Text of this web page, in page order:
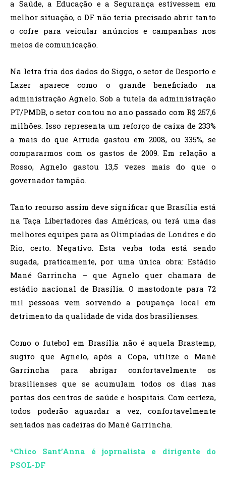
a Saúde, a Educação e a Segurança estivessem em
melhor situação, o DF não teria precisado abrir tanto
o cofre para veicular anúncios e campanhas nos
meios de comunicação.
Na letra fria dos dados do Siggo, o setor de Desporto e
Lazer aparece como o grande beneficiado na
administração Agnelo. Sob a tutela da administração
PT/PMDB, o setor contou no ano passado com R$ 257,6
milhões. Isso representa um reforço de caixa de 233%
a mais do que Arruda gastou em 2008, ou 335%, se
compararmos com os gastos de 2009. Em relação a
Rosso, Agnelo gastou 13,5 vezes mais do que o
governador tampão.
Tanto recurso assim deve significar que Brasília está
na Taça Libertadores das Américas, ou terá uma das
melhores equipes para as Olimpíadas de Londres e do
Rio, certo. Negativo. Esta verba toda está sendo
sugada, praticamente, por uma única obra: Estádio
Mané Garrincha – que Agnelo quer chamara de
estádio nacional de Brasília. O mastodonte para 72
mil pessoas vem sorvendo a poupança local em
detrimento da qualidade de vida dos brasilienses.
Como o futebol em Brasília não é aquela Brastemp,
sugiro que Agnelo, após a Copa, utilize o Mané
Garrincha para abrigar confortavelmente os
brasilienses que se acumulam todos os dias nas
portas dos centros de saúde e hospitais. Com certeza,
todos poderão aguardar a vez, confortavelmente
sentados nas cadeiras do Mané Garrincha.
*Chico Sant’Anna é joprnalista e dirigente do
PSOL-DF